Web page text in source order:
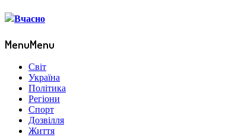
MenuMenu
Світ
Україна
Політика
Регіони
Спорт
Дозвілля
Життя